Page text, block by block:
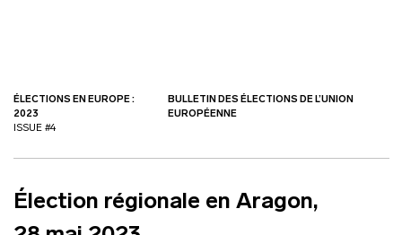
ÉLECTIONS EN EUROPE :
2023
ISSUE #4
BULLETIN DES ÉLECTIONS DE L’UNION
EUROPÉENNE
Élection régionale en Aragon,